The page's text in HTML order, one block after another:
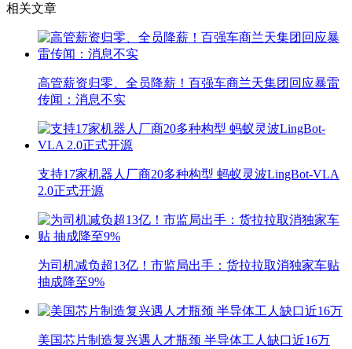
相关文章
高管薪资归零、全员降薪！百强车商兰天集团回应暴雷
传闻：消息不实
支持17家机器人厂商20多种构型 蚂蚁灵波LingBot-VLA
2.0正式开源
为司机减负超13亿！市监局出手：货拉拉取消独家车贴
抽成降至9%
美国芯片制造复兴遇人才瓶颈 半导体工人缺口近16万